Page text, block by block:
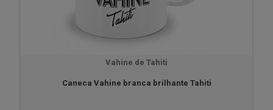
Vahine de Tahiti
Caneca Vahine branca brilhante Tahiti